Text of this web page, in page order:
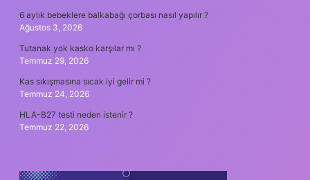
6 aylık bebeklere balkabağı çorbası nasıl yapılır ?
Ağustos 3, 2026
Tutanak yok kasko karşılar mı ?
Temmuz 29, 2026
Kas sıkışmasına sıcak iyi gelir mi ?
Temmuz 24, 2026
HLA-B27 testi neden istenir ?
Temmuz 22, 2026